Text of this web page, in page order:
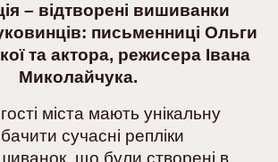
– відтворені вишиванки
письменниці Ольги
та актора, режисера Івана
Миколайчука.
міста мають унікальну
сучасні репліки
що були створені в